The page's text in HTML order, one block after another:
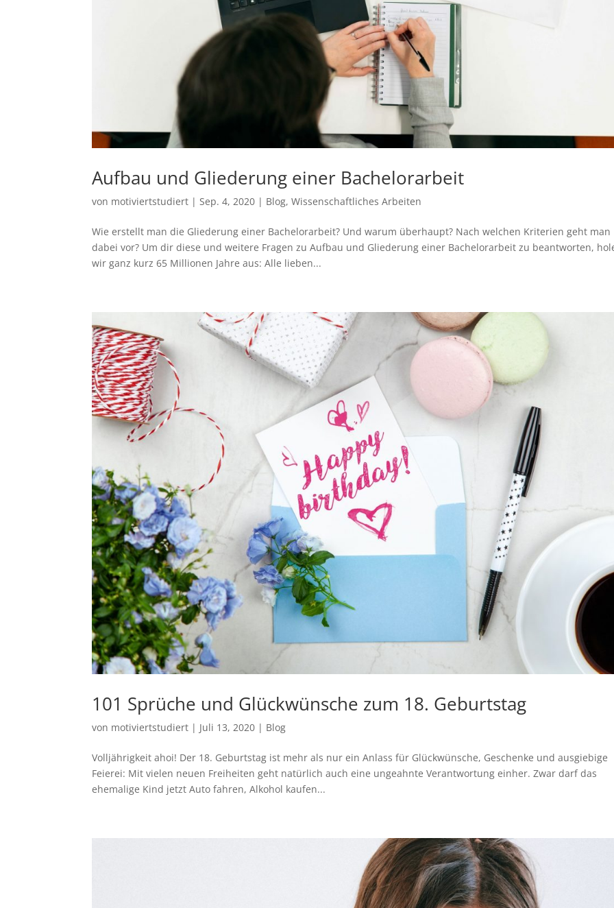
Aufbau und Gliederung einer Bachelorarbeit
von motiviertstudiert |Sep. 4, 2020 | Blog,Wissenschaftliches Arbeiten
Wie erstellt man die Gliederung einer Bachelorarbeit? Und warum überhaupt? Nach welchen Kriterien geht man
dabei vor? Um dir diese und weitere Fragen zu Aufbau und Gliederung einer Bachelorarbeit zu beantworten,
wir ganz kurz 65 Millionen Jahre aus: Alle lieben...
101 Sprüche und Glückwünsche zum 18. Geburtstag
von motiviertstudiert | Juli 13, 2020 | Blog
Volljährigkeit ahoi! Der 18. Geburtstag ist mehr als nur ein Anlass für Glückwünsche, Geschenke und ausgiebige
Feierei: Mit vielen neuen Freiheiten geht natürlich auch eine ungeahnte Verantwortung einher. Zwar darf das
ehemalige Kind jetzt Auto fahren, Alkohol kaufen...